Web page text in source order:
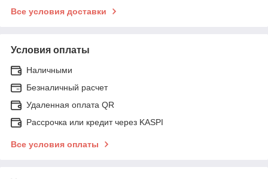
Все условия доставки
Условия оплаты
Наличными
Безналичный расчет
Удаленная оплата QR
Рассрочка или кредит через KASPI
Все условия оплаты